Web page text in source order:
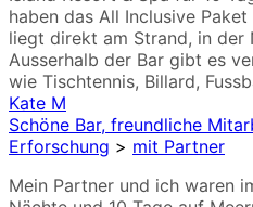
haben das All Inclusive
liegt direkt am Strand, in der
Ausserhalb der Bar gibt es
wie Tischtennis, Billard,
Kate M
Schöne Bar, freundliche
Erforschung > mit Partner
Mein Partner und ich waren